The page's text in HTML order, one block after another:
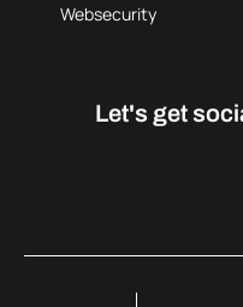
Websecurity
Let's get